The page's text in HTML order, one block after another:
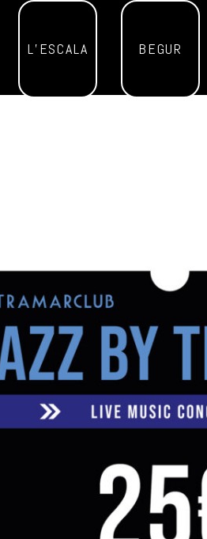
L’ESCALA BEGUR